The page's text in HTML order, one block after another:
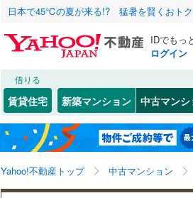
日本で45℃の夏が来る!? 猛暑を賢くおトク
IDでもっ
ログイン
借りる
賃貸住宅 新築マンション 中古マンシ
Yahoo!不動産トップ 中古マンション
北海道 北海道
東北 青森
関東 東京
さいたま市 西区(13)
見沼区(
浦和区
(73
中(5)
JR 東北本線(
湘南新宿
(4)
東北新幹線
こだわり条件 リフォーム
リノベー
（4）
共用設備